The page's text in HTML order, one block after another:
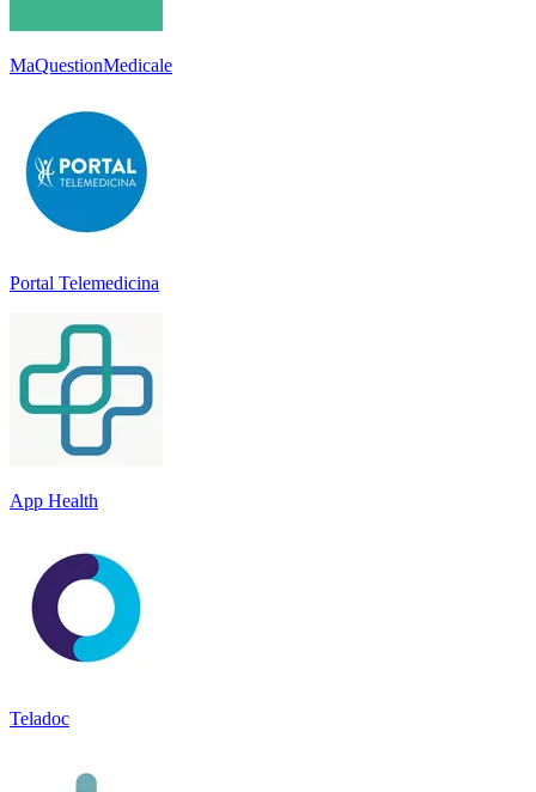
MaQuestionMedicale
Portal Telemedicina
App Health
Teladoc